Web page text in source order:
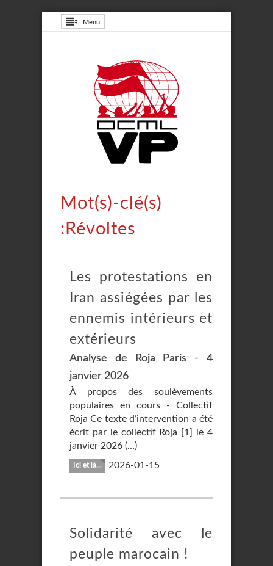
Menu
Mot(s)-clé(s)
:Révoltes
Les protestations en
Iran assiégées par les
ennemis intérieurs et
extérieurs
Analyse de Roja Paris - 4
janvier 2026
À propos des soulèvements
populaires en cours - Collectif
Roja Ce texte d’intervention a été
écrit par le collectif Roja [1] le 4
janvier 2026 (…)
Ici et là... 2026-01-15
Solidarité avec le
peuple marocain !